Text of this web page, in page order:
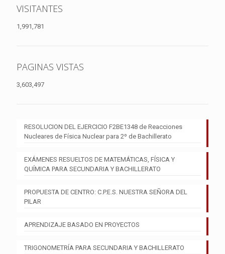
VISITANTES
1,991,781
PAGINAS VISTAS
3,603,497
RESOLUCION DEL EJERCICIO F2BE1348 de Reacciones
Nucleares de Física Nuclear para 2º de Bachillerato
EXÁMENES RESUELTOS DE MATEMÁTICAS, FÍSICA Y
QUÍMICA PARA SECUNDARIA Y BACHILLERATO
PROPUESTA DE CENTRO: C.P.E.S. NUESTRA SEÑORA DEL
PILAR
APRENDIZAJE BASADO EN PROYECTOS
TRIGONOMETRÍA PARA SECUNDARIA Y BACHILLERATO